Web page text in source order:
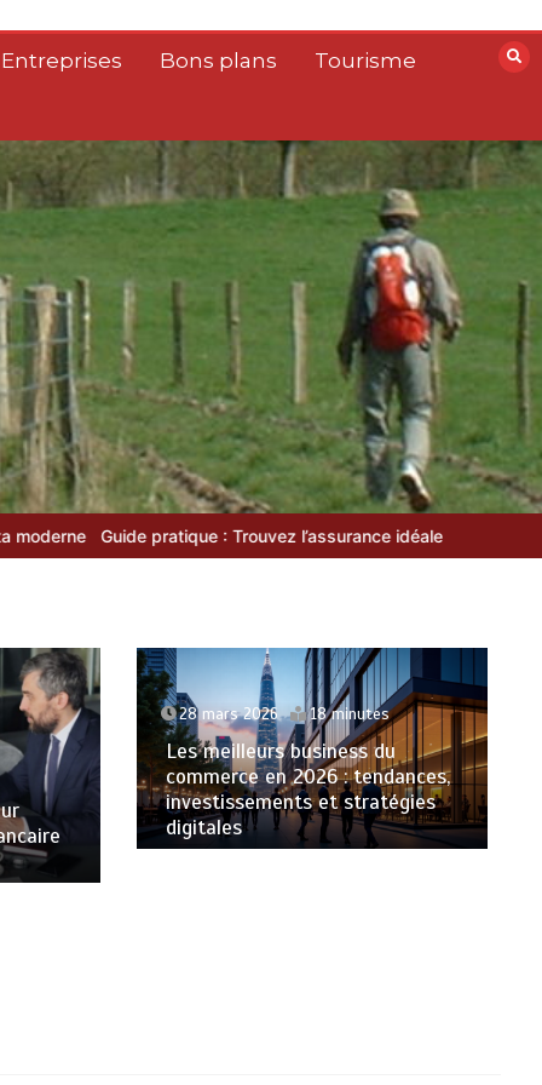
Bons plans Tourisme
: Trouvez l’assurance idéale en un clic grâce au
28 mars 2026 18 minutes
Les meilleurs business du
commerce en 2026 : tendances,
investissements et stratégies
digitales